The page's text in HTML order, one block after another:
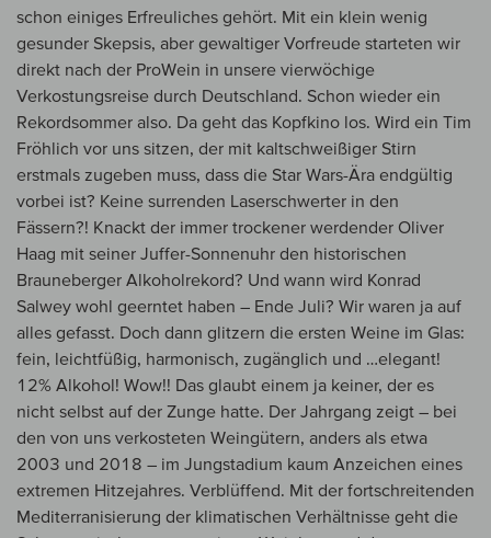
schon einiges Erfreuliches gehört. Mit ein klein wenig
gesunder Skepsis, aber gewaltiger Vorfreude starteten wir
direkt nach der ProWein in unsere vierwöchige
Verkostungsreise durch Deutschland. Schon wieder ein
Rekordsommer also. Da geht das Kopfkino los. Wird ein Tim
Fröhlich vor uns sitzen, der mit kaltschweißiger Stirn
erstmals zugeben muss, dass die Star Wars-Ära endgültig
vorbei ist? Keine surrenden Laserschwerter in den
Fässern?! Knackt der immer trockener werdender Oliver
Haag mit seiner Juffer-Sonnenuhr den historischen
Brauneberger Alkoholrekord? Und wann wird Konrad
Salwey wohl geerntet haben – Ende Juli? Wir waren ja auf
alles gefasst. Doch dann glitzern die ersten Weine im Glas:
fein, leichtfüßig, harmonisch, zugänglich und …elegant!
12% Alkohol! Wow!! Das glaubt einem ja keiner, der es
nicht selbst auf der Zunge hatte. Der Jahrgang zeigt – bei
den von uns verkosteten Weingütern, anders als etwa
2003 und 2018 – im Jungstadium kaum Anzeichen eines
extremen Hitzejahres. Verblüffend. Mit der fortschreitenden
Mediterranisierung der klimatischen Verhältnisse geht die